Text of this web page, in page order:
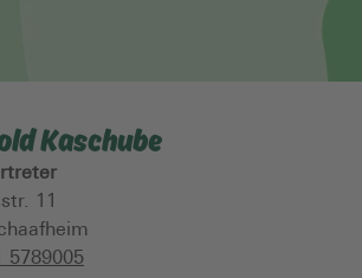
Kaschube
11
5789005